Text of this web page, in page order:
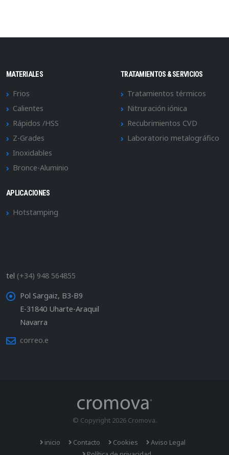
MATERIALES
Frios
Calientes
Rápidos /HSS
Z-Grades
Inoxidables
Bronce-Aluminio
TRATAMIENTOS & SERVICIOS
Tratamientos térmicos
Nitruración iónica
Recubrimientos CVD
Laboratorio metalográfico
APLICACIONES
Hotstamping
tel (+34) 948 564855
Pol Sargaiz, B3-B9
E-31840 Uharte-Araquil
Navarra
correo.e
© Copyright 2026 Cromova.
inicio Contacto Cookies
Aviso Legal